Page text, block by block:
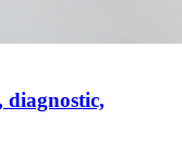
diagnostic,